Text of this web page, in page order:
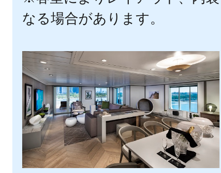
なる場合があります。